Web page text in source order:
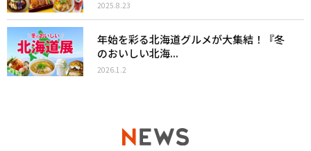
2025.8.23
年始を彩る北海道グルメが大集結！『冬
のおいしい北海...
2026.1.2